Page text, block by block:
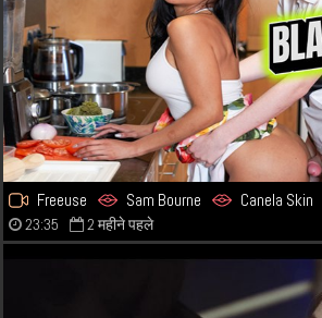
Freeuse Sam Bourne Canela Skin
23:35 2 महीने पहले